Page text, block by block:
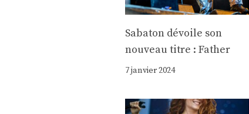
Sabaton dévoile son
nouveau titre : Father
7 janvier 2024